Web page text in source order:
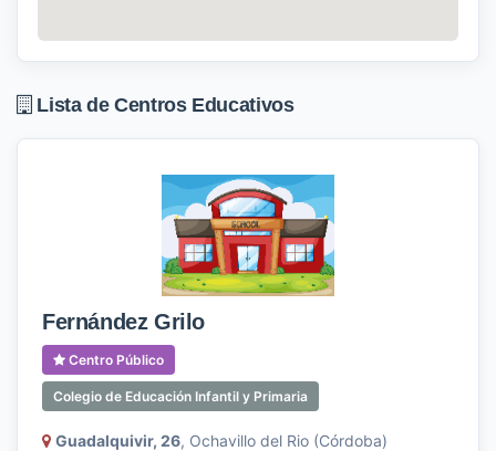
Lista de Centros Educativos
Fernández Grilo
Centro Público
Colegio de Educación Infantil y Primaria
Guadalquivir, 26, Ochavillo del Rio (Córdoba)